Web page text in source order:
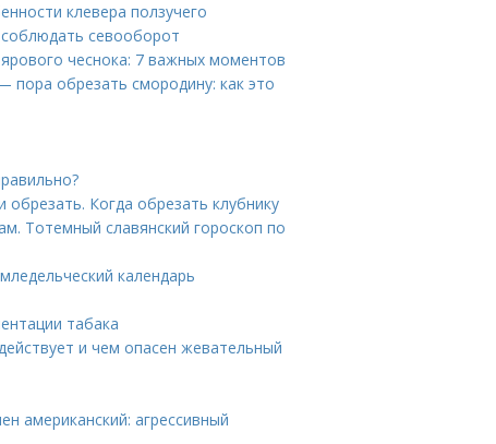
клевера ползучего
севооборот
чеснока: 7 важных моментов
пора обрезать смородину: как это
Когда обрезать клубнику
Тотемный славянский гороскоп по
календарь
табака
и чем опасен жевательный
американский: агрессивный